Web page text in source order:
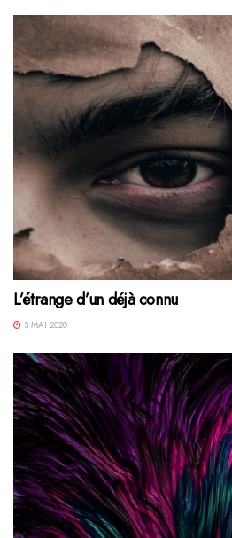
L’étrange d’un déjà connu
3 MAI 2020